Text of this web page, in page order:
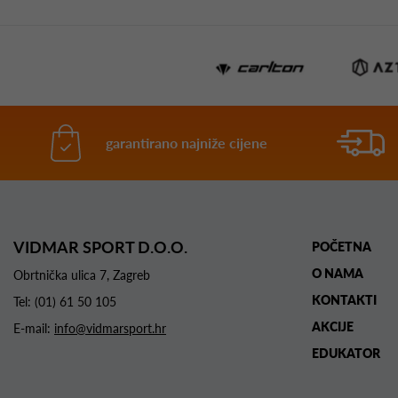
garantirano najniže cijene
VIDMAR SPORT D.O.O.
Obrtnička ulica 7, Zagreb
Tel: (01) 61 50 105
E-mail: info@vidmarsport.hr
POČETNA
O NAMA
KONTAKTI
AKCIJE
EDUKATOR